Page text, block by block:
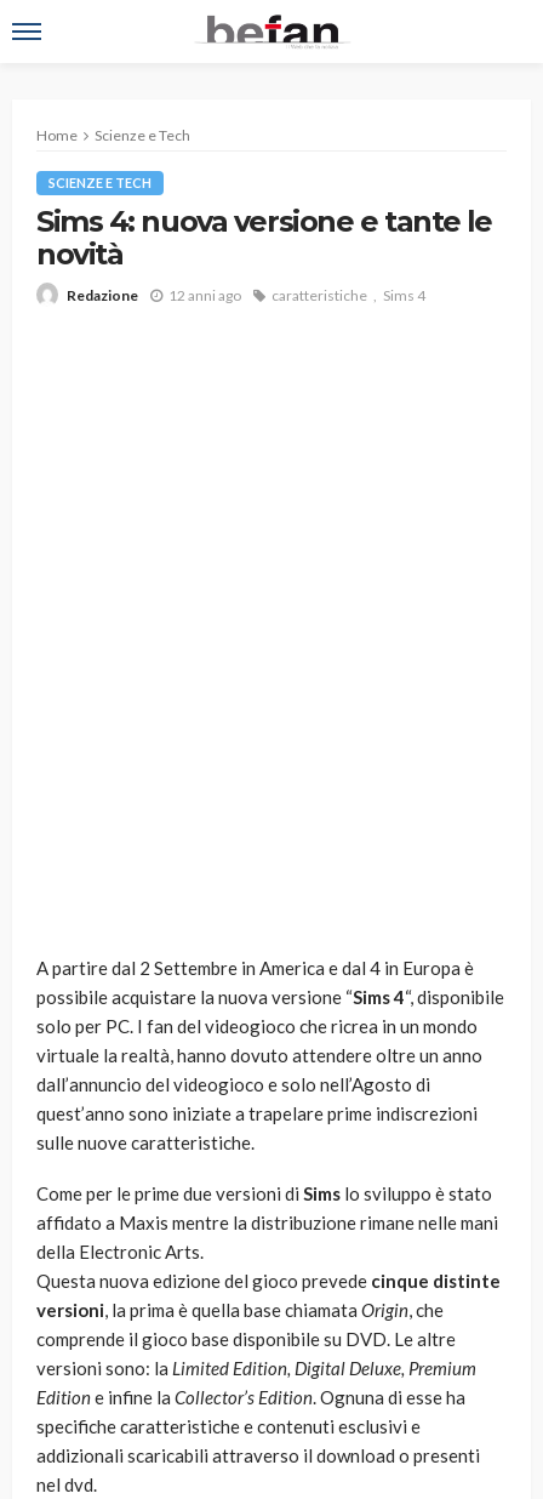
Home Scienze e Tech
SCIENZE E TECH
Sims 4: nuova versione e tante le
novità
Redazione 12 anni ago caratteristiche Sims 4
A partire dal 2 Settembre in America e dal 4 in Europa è
possibile acquistare la nuova versione “Sims 4“, disponibile
solo per PC. I fan del videogioco che ricrea in un mondo
virtuale la realtà, hanno dovuto attendere oltre un anno
dall’annuncio del videogioco e solo nell’Agosto di
quest’anno sono iniziate a trapelare prime indiscrezioni
sulle nuove caratteristiche.
Come per le prime due versioni di Sims lo sviluppo è stato
affidato a Maxis mentre la distribuzione rimane nelle mani
della Electronic Arts.
Questa nuova edizione del gioco prevede cinque distinte
versioni, la prima è quella base chiamata Origin, che
comprende il gioco base disponibile su DVD. Le altre
versioni sono: la Limited Edition, Digital Deluxe, Premium
Editione infine la Collector’s Edition. Ognuna di esse ha
specifiche caratteristiche e contenuti esclusivi e
addizionali scaricabili attraverso il download o presenti
nel dvd.